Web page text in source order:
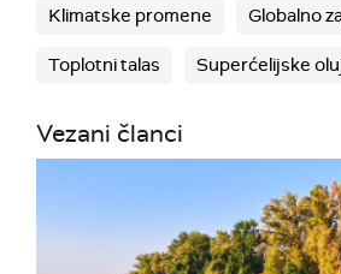
Klimatske promene Globalno
Toplotni talas Superćelijske
Vezani članci